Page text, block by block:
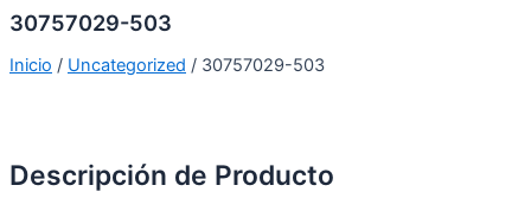
30757029-503
Inicio / Uncategorized / 30757029-503
Descripción de Producto